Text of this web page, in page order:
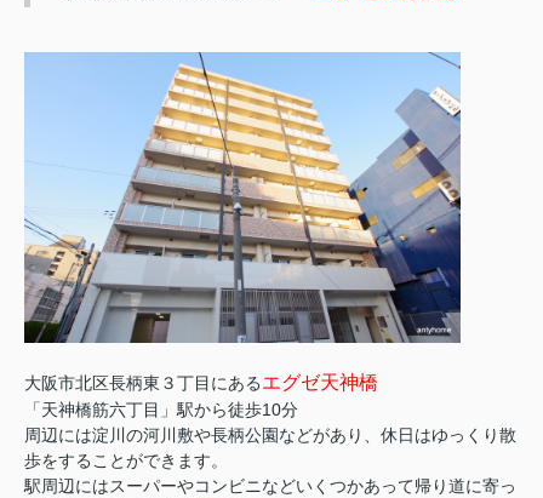
大阪市北区長柄東３丁目にあるエグゼ天神橋
「天神橋筋六丁目」駅から徒歩10分
周辺には淀川の河川敷や長柄公園などがあり、休日はゆっくり散
歩をすることができます。
駅周辺にはスーパーやコンビニなどいくつかあって帰り道に寄っ